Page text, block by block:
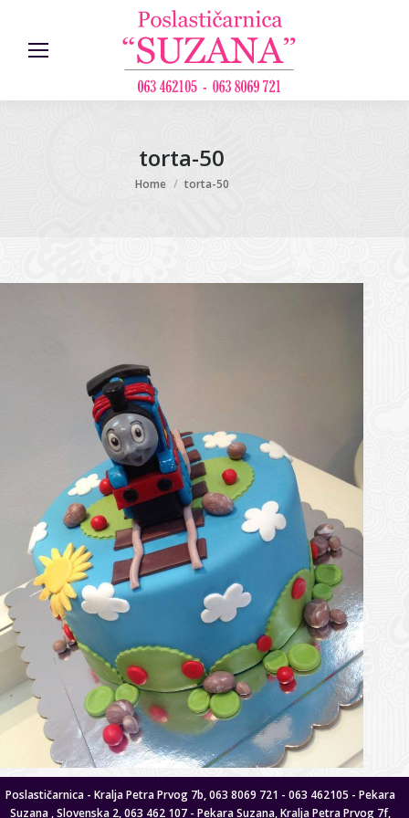
torta-50
You are here:
Home torta-50
Poslastičarnica - Kralja Petra Prvog 7b, 063 8069 721 - 063 462105 - Pekara
Suzana , Slovenska 2, 063 462 107 - Pekara Suzana, Kralja Petra Prvog 7f,